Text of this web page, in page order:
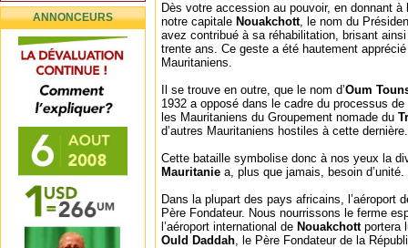
ANNONCEURS
Dès votre accession au pouvoir, en donnant à
notre capitale Nouakchott, le nom du
avez contribué à sa réhabilitation, brisant
trente ans. Ce geste a été hautement
Mauritaniens.
Il se trouve en outre, que le nom d’Oum
1932 a opposé dans le cadre du processus
les Mauritaniens du Groupement nomade du
d’autres Mauritaniens hostiles à cette dernière.
Cette bataille symbolise donc à nos yeux la
Mauritanie a, plus que jamais, besoin d’unité.
Dans la plupart des pays africains, l’aéroport
Père Fondateur. Nous nourrissons le ferme
l’aéroport international de Nouakchott portera
Ould Daddah, le Père Fondateur de la